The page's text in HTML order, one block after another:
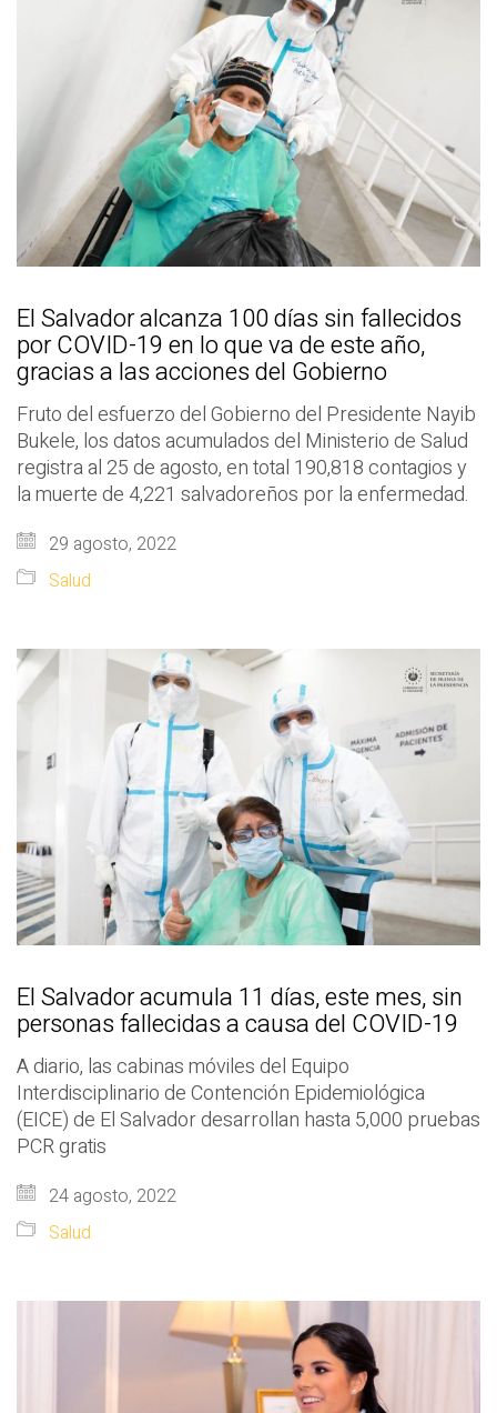
El Salvador alcanza 100 días sin fallecidos
por COVID-19 en lo que va de este año,
gracias a las acciones del Gobierno
Fruto del esfuerzo del Gobierno del Presidente Nayib
Bukele, los datos acumulados del Ministerio de Salud
registra al 25 de agosto, en total 190,818 contagios y
la muerte de 4,221 salvadoreños por la enfermedad.
29 agosto, 2022
Salud
El Salvador acumula 11 días, este mes, sin
personas fallecidas a causa del COVID-19
A diario, las cabinas móviles del Equipo
Interdisciplinario de Contención Epidemiológica
(EICE) de El Salvador desarrollan hasta 5,000 pruebas
PCR gratis
24 agosto, 2022
Salud